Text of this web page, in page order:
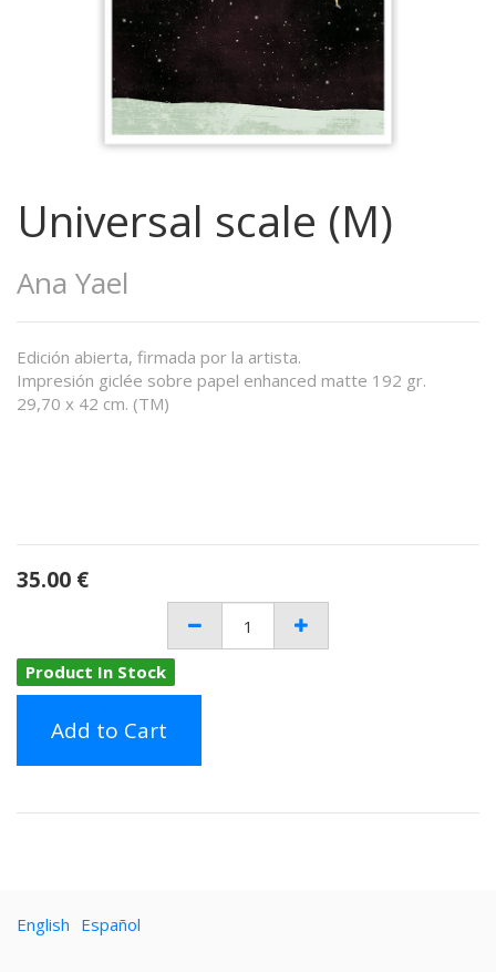
Universal scale (M)
Ana Yael
Edición abierta, firmada por la artista.
Impresión giclée sobre papel enhanced matte 192 gr.
29,70 x 42 cm. (TM)
35.00 €
Product In Stock
Add to Cart
English Español